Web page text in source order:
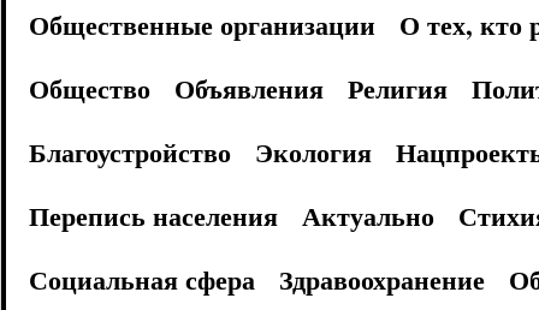
Общественные организации
О тех, кто
Общество
Объявления Религия
Благоустройство
Экология
Перепись населения
Актуально
Социальная сфера
Здравоохранение